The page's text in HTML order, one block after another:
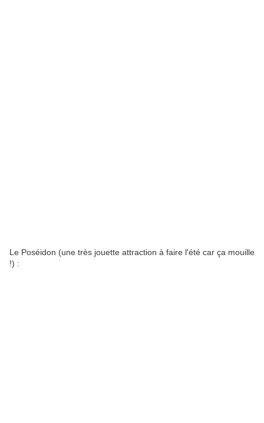
Le Poséidon (une très jouette attraction à faire l'été car ça mouille
!) :